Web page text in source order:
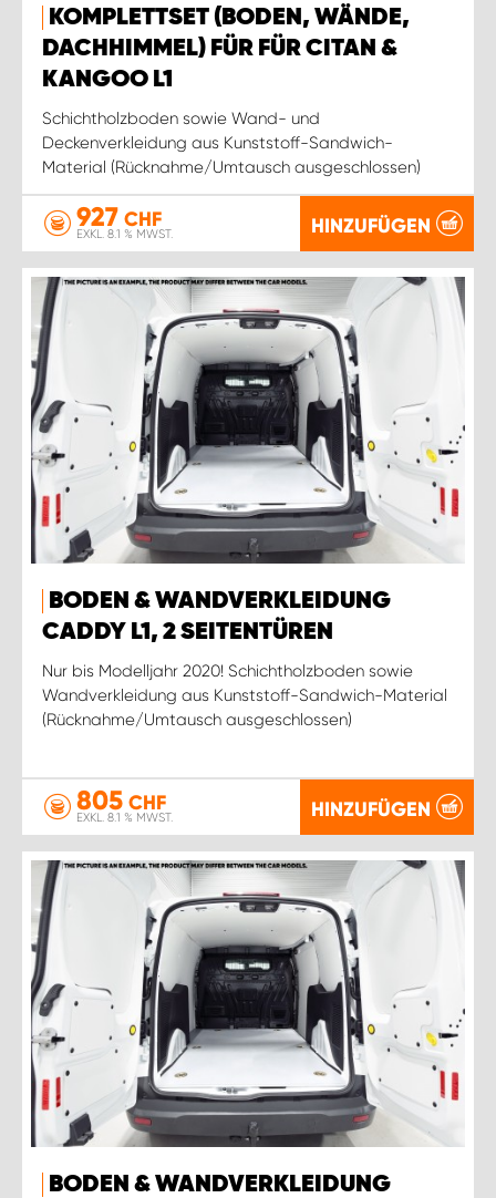
KOMPLETTSET (BODEN, WÄNDE,
DACHHIMMEL) FÜR FÜR CITAN &
KANGOO L1
Schichtholzboden sowie Wand- und
Deckenverkleidung aus Kunststoff-Sandwich-
Material (Rücknahme/Umtausch ausgeschlossen)
927 CHF
EXKL. 8.1 % MWST. HINZUFÜGEN
BODEN & WANDVERKLEIDUNG
CADDY L1, 2 SEITENTÜREN
Nur bis Modelljahr 2020! Schichtholzboden sowie
Wandverkleidung aus Kunststoff-Sandwich-Material
(Rücknahme/Umtausch ausgeschlossen)
805 CHF
EXKL. 8.1 % MWST. HINZUFÜGEN
BODEN & WANDVERKLEIDUNG